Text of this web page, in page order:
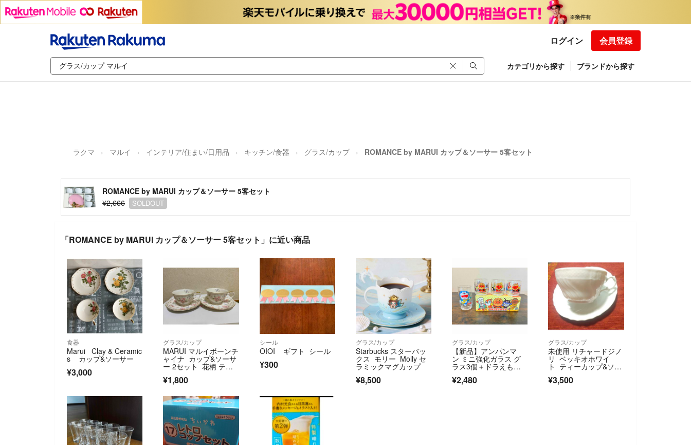
ログイン 会員登録
カテゴリから探す ブランドから探す
ラクマ マルイ インテリア/住まい/日用品 キッチン/食器 グラス/カップ ROMANCE by MARUI カップ＆ソーサー 5客セット
ROMANCE by MARUI カップ＆ソーサー 5客セット
¥2,666
SOLDOUT
「ROMANCE by MARUI カップ＆ソーサー 5客セット」に近い商品
食器
Marui Clay & Ceramic
s カップ&ソーサー
¥3,000
グラス/カップ
MARUI マルイボーンチ
ャイナ カップ&ソーサ
ー 2セット 花柄 ティ
ーカップ
¥1,800
シール
OIOI ギフト シール
¥300
グラス/カップ
Starbucks スターバッ
クス モリー Molly セ
ラミックマグカップ
¥8,500
グラス/カップ
【新品】アンパンマ
ン ミニ強化ガラス グ
ラス3個＋ドラえもん 1
個 計4個セット
¥2,480
グラス/カップ
未使用 リチャードジノ
リ ベッキオホワイ
ト ティーカップ&ソー
サー その3
¥3,500